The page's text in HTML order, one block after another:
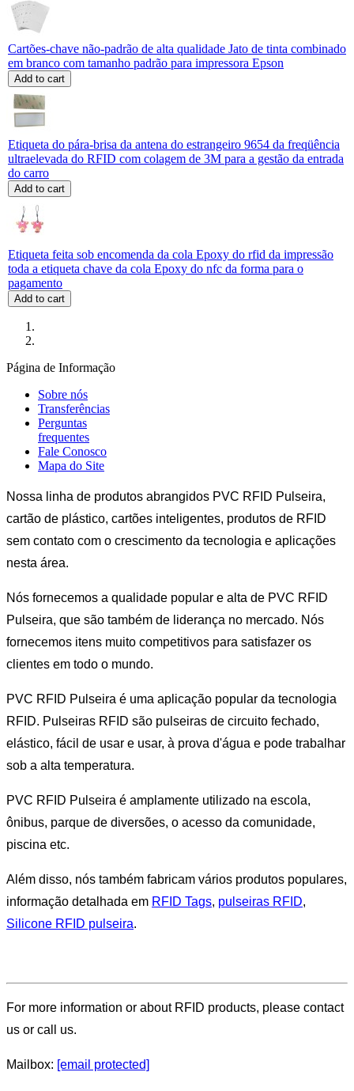
Cartões-chave não-padrão de alta qualidade Jato de tinta combinado
em branco com tamanho padrão para impressora Epson
Add to cart
Etiqueta do pára-brisa da antena do estrangeiro 9654 da freqüência
ultraelevada do RFID com colagem de 3M para a gestão da entrada
do carro
Add to cart
Etiqueta feita sob encomenda da cola Epoxy do rfid da impressão
toda a etiqueta chave da cola Epoxy do nfc da forma para o
pagamento
Add to cart
Página de Informação
Sobre nós
Transferências
Perguntas
frequentes
Fale Conosco
Mapa do Site
Nossa linha de produtos abrangidos PVC RFID Pulseira,
cartão de plástico, cartões inteligentes, produtos de RFID
sem contato com o crescimento da tecnologia e aplicações
nesta área.
Nós fornecemos a qualidade popular e alta de PVC RFID
Pulseira, que são também de liderança no mercado. Nós
fornecemos itens muito competitivos para satisfazer os
clientes em todo o mundo.
PVC RFID Pulseira é uma aplicação popular da tecnologia
RFID. Pulseiras RFID são pulseiras de circuito fechado,
elástico, fácil de usar e usar, à prova d'água e pode trabalhar
sob a alta temperatura.
PVC RFID Pulseira é amplamente utilizado na escola,
ônibus, parque de diversões, o acesso da comunidade,
piscina etc.
Além disso, nós também fabricam vários produtos populares,
informação detalhada em RFID Tags, pulseiras RFID,
Silicone RFID pulseira.
For more information or about RFID products, please contact
us or call us.
Mailbox: [email protected]